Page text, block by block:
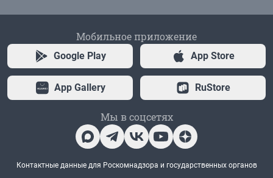
Мобильное приложение
Google Play App Store
App Gallery RuStore
Мы в соцсетях
Контактные данные для Роскомнадзора и государственных органов